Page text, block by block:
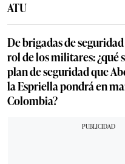
ATU
De brigadas de
rol de los militares: ¿qué
plan de seguridad que
la Espriella pondrá en
Colombia?